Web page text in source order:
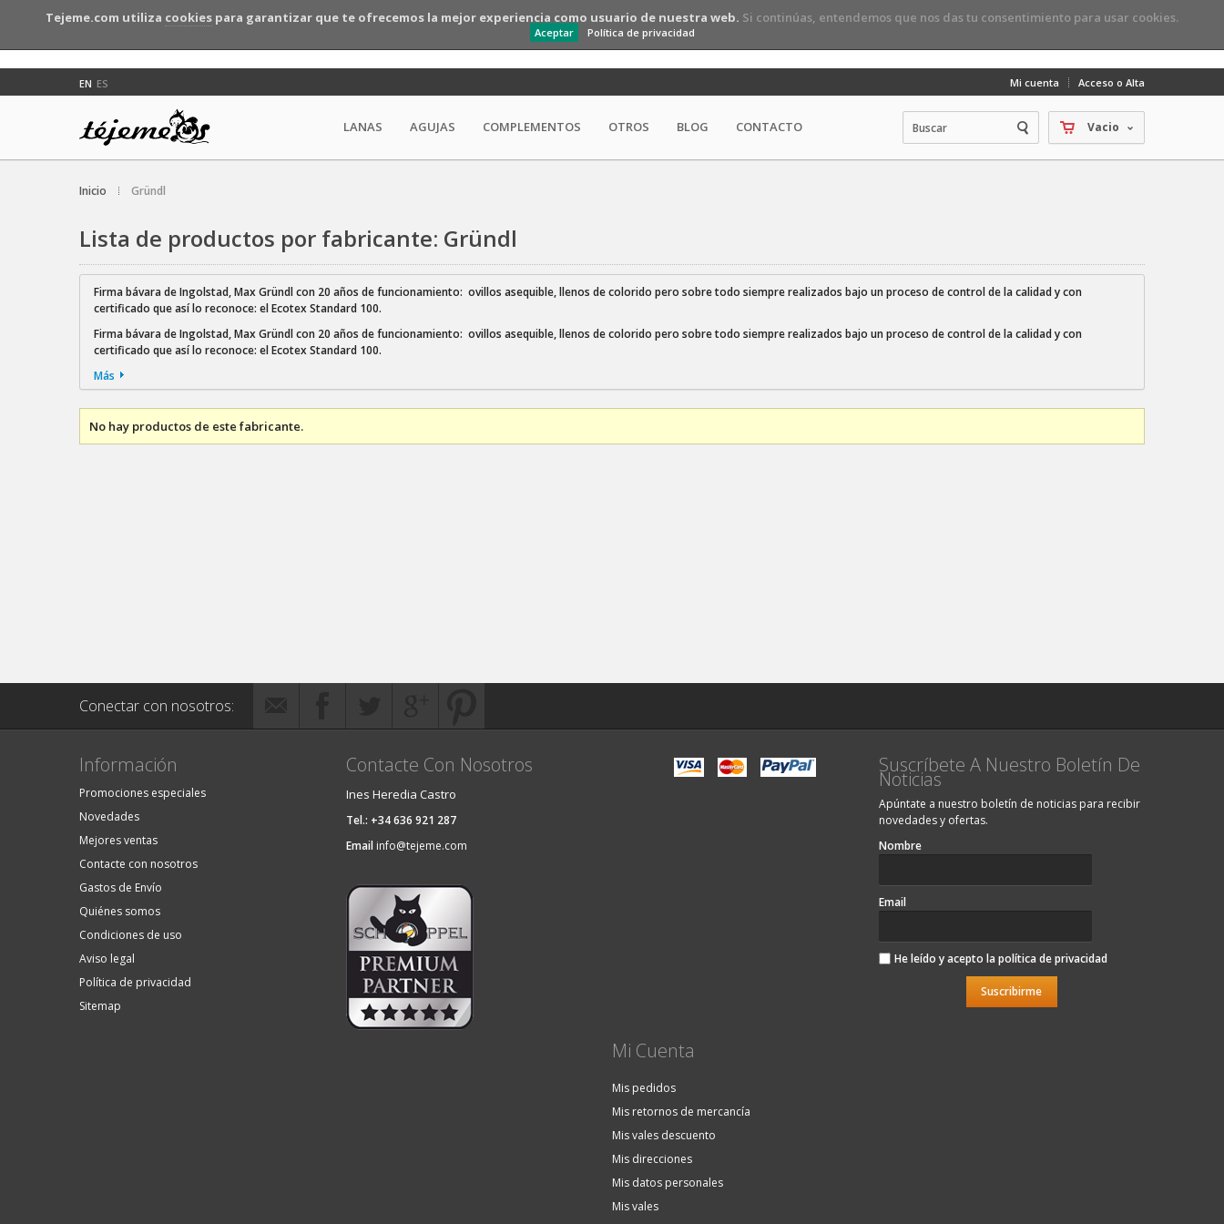
Tejeme.com utiliza cookies para garantizar que te ofrecemos la mejor experiencia como usuario de nuestra web. Si continúas, entendemos que nos das tu consentimiento para usar cookies.
Aceptar Política de privacidad
Mi cuenta Acceso o Alta
Vacio
EN ES
LANAS AGUJAS COMPLEMENTOS OTROS BLOG CONTACTO
Inicio Gründl
Lista de productos por fabricante: Gründl
Firma bávara de Ingolstad, Max Gründl con 20 años de funcionamiento: ovillos asequible, llenos de colorido pero sobre todo siempre realizados bajo un proceso de control de la calidad y con
certificado que así lo reconoce: el Ecotex Standard 100.
Firma bávara de Ingolstad, Max Gründl con 20 años de funcionamiento: ovillos asequible, llenos de colorido pero sobre todo siempre realizados bajo un proceso de control de la calidad y con
certificado que así lo reconoce: el Ecotex Standard 100.
Más
No hay productos de este fabricante.
Conectar con nosotros:
Información
Promociones especiales
Novedades
Mejores ventas
Contacte con nosotros
Gastos de Envío
Quiénes somos
Condiciones de uso
Aviso legal
Política de privacidad
Sitemap
Contacte Con Nosotros
Ines Heredia Castro
Tel.: +34 636 921 287
Email info@tejeme.com
Suscríbete A Nuestro Boletín De
Noticias
Apúntate a nuestro boletín de noticias para recibir
novedades y ofertas.
Nombre
Email
He leído y acepto la política de privacidad
Suscribirme
Mi Cuenta
Mis pedidos
Mis retornos de mercancía
Mis vales descuento
Mis direcciones
Mis datos personales
Mis vales